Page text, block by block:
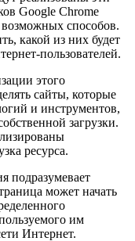
Google Chrome
возможных способов.
какой из них будет
пользователей.
этого
сайты, которые
и инструментов,
загрузки.
ресурса.
подразумевает
может начать
им
Интернет.